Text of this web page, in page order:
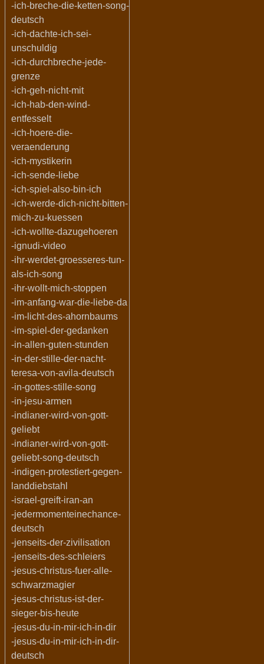
-ich-breche-die-ketten-song-
deutsch
-ich-dachte-ich-sei-
unschuldig
-ich-durchbreche-jede-
grenze
-ich-geh-nicht-mit
-ich-hab-den-wind-
entfesselt
-ich-hoere-die-
veraenderung
-ich-mystikerin
-ich-sende-liebe
-ich-spiel-also-bin-ich
-ich-werde-dich-nicht-bitten-
mich-zu-kuessen
-ich-wollte-dazugehoeren
-ignudi-video
-ihr-werdet-groesseres-tun-
als-ich-song
-ihr-wollt-mich-stoppen
-im-anfang-war-die-liebe-da
-im-licht-des-ahornbaums
-im-spiel-der-gedanken
-in-allen-guten-stunden
-in-der-stille-der-nacht-
teresa-von-avila-deutsch
-in-gottes-stille-song
-in-jesu-armen
-indianer-wird-von-gott-
geliebt
-indianer-wird-von-gott-
geliebt-song-deutsch
-indigen-protestiert-gegen-
landdiebstahl
-israel-greift-iran-an
-jedermomenteinechance-
deutsch
-jenseits-der-zivilisation
-jenseits-des-schleiers
-jesus-christus-fuer-alle-
schwarzmagier
-jesus-christus-ist-der-
sieger-bis-heute
-jesus-du-in-mir-ich-in-dir
-jesus-du-in-mir-ich-in-dir-
deutsch